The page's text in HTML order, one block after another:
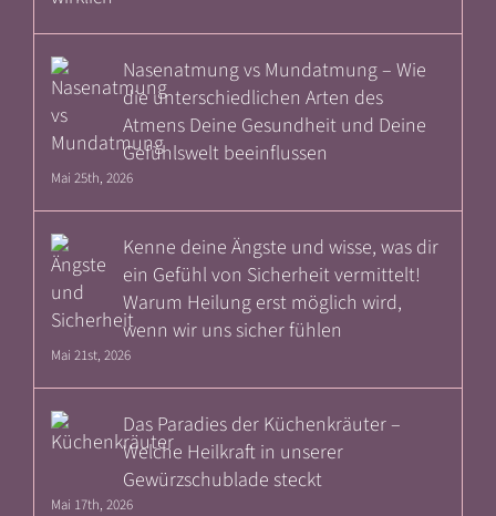
Nasenatmung vs Mundatmung – Wie
die unterschiedlichen Arten des
Atmens Deine Gesundheit und Deine
Gefühlswelt beeinflussen
Mai 25th, 2026
Kenne deine Ängste und wisse, was dir
ein Gefühl von Sicherheit vermittelt!
Warum Heilung erst möglich wird,
wenn wir uns sicher fühlen
Mai 21st, 2026
Das Paradies der Küchenkräuter –
Welche Heilkraft in unserer
Gewürzschublade steckt
Mai 17th, 2026